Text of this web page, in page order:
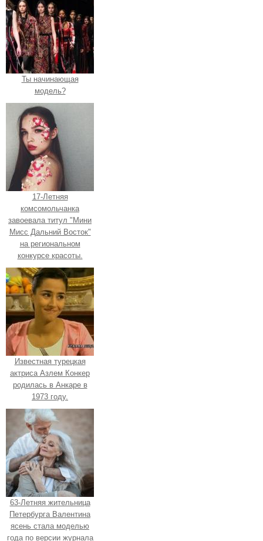
Ты начинающая
модель?
17-Летняя
комсомольчанка
завоевала титул "Мини
Мисс Дальний Восток"
на региональном
конкурсе красоты.
Известная турецкая
актриса Азлем Конкер
родилась в Анкаре в
1973 году.
63-Летняя жительница
Петербурга Валентина
ясень стала моделью
года по версии журнала